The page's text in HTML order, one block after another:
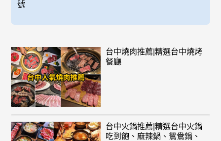
號
台中燒肉推薦|精選台中燒烤
餐廳
台中火鍋推薦|精選台中火鍋
吃到飽、麻辣鍋、鴛鴦鍋、